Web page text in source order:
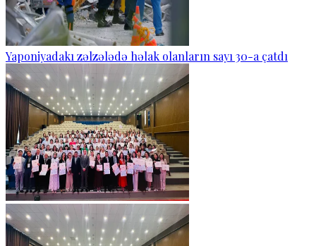
Yaponiyadakı zəlzələdə həlak olanların sayı 30-a çatdı